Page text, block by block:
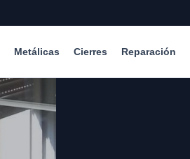
Metálicas Cierres Reparación